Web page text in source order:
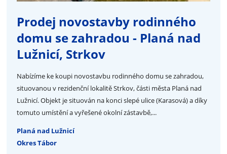
Prodej novostavby rodinného
domu se zahradou - Planá nad
Lužnicí, Strkov
Nabízíme ke koupi novostavbu rodinného domu se zahradou,
situovanou v rezidenční lokalitě Strkov, části města Planá nad
Lužnicí. Objekt je situován na konci slepé ulice (Karasová) a díky
tomuto umístění a vyřešené okolní zástavbě,...
Planá nad Lužnicí
Okres Tábor